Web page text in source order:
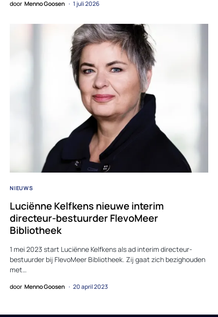
door Menno Goosen 1 juli 2026
NIEUWS
Luciënne Kelfkens nieuwe interim
directeur-bestuurder FlevoMeer
Bibliotheek
1 mei 2023 start Luciënne Kelfkens als ad interim directeur-
bestuurder bij FlevoMeer Bibliotheek. Zij gaat zich bezighouden
met…
door Menno Goosen 20 april 2023